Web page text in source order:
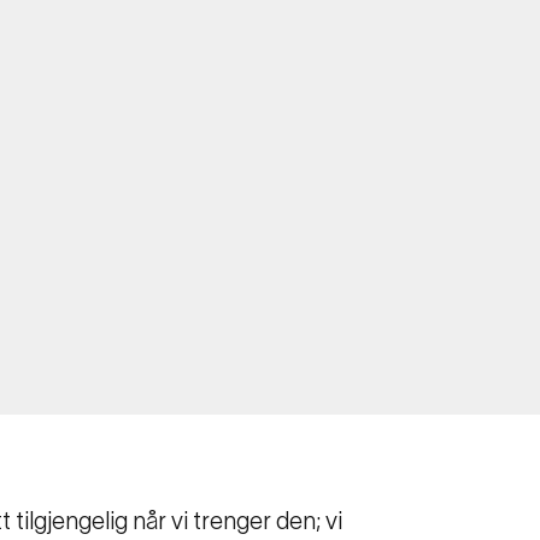
tilgjengelig når vi trenger den; vi